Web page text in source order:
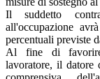
Il suddetto
all'occupazione
percentuali previste
Al fine di favorire
lavoratore, il datore